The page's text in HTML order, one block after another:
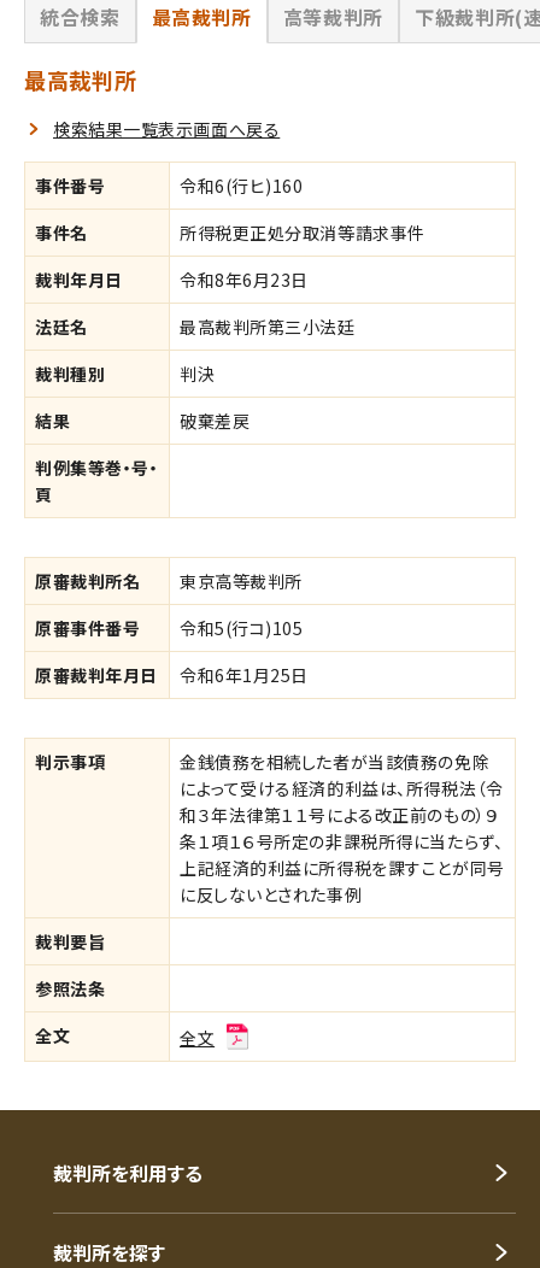
統合検索 最高裁判所 高等裁判所 下級裁判所(
最高裁判所
検索結果一覧表示画面へ戻る
事件番号
令和6(行ヒ)160
事件名
所得税更正処分取消等請求事件
裁判年月日
令和8年6月23日
法廷名
最高裁判所第三小法廷
裁判種別
判決
結果
破棄差戻
判例集等巻・号・
頁
原審裁判所名
東京高等裁判所
原審事件番号
令和5(行コ)105
原審裁判年月日
令和6年1月25日
判示事項
金銭債務を相続した者が当該債務の免除
によって受ける経済的利益は、所得税法（令
和３年法律第１１号による改正前のもの）９
条１項１６号所定の非課税所得に当たらず、
上記経済的利益に所得税を課すことが同号
に反しないとされた事例
裁判要旨
参照法条
全文
全文
裁判所を利用する
裁判所を探す